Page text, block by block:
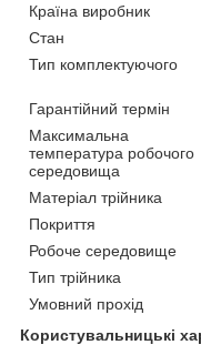
Країна виробник
Стан
Тип комплектуючого
Гарантійний термін
Максимальна
температура робочого
середовища
Матеріал трійника
Покриття
Робоче середовище
Тип трійника
Умовний прохід
Користувальницькі